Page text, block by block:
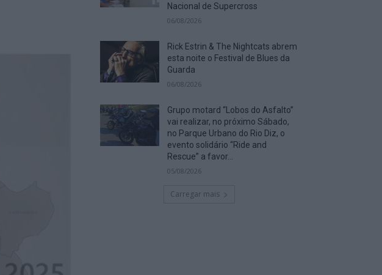
Nacional de Supercross
06/08/2026
Rick Estrin & The Nightcats abrem
esta noite o Festival de Blues da
Guarda
06/08/2026
Grupo motard “Lobos do Asfalto”
vai realizar, no próximo Sábado,
no Parque Urbano do Rio Diz, o
evento solidário “Ride and
Rescue” a favor...
05/08/2026
Carregar mais